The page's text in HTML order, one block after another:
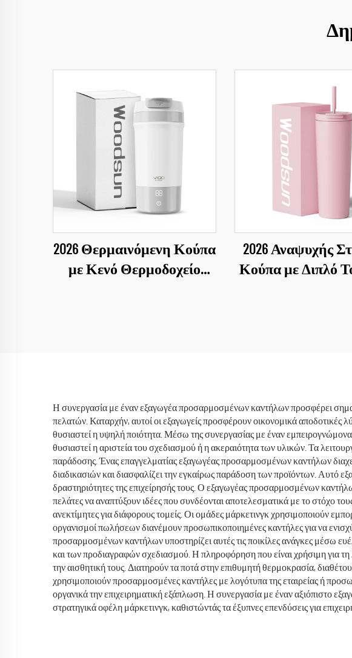
2026 Θερμαινόμενη Κούπα
με Κενό Θερμοδοχείο
2026 Αναψυχής
Κούπα με Διπλό
Η συνεργασία με έναν εξαγωγέα προσαρμοσμένων καντήλων προσφέρει
πελατών. Καταρχήν, αυτοί οι εξαγωγείς προσφέρουν οικονομικά
θυσιαστεί η υψηλή ποιότητα. Μέσω της συνεργασίας με έναν
θυσιαστεί η αριστεία του σχεδιασμού ή η ακεραιότητα των υλικών. Τα
παράδοσης. Ένας επαγγελματίας εξαγωγέας προσαρμοσμένων καντήλων
διαδικασιών και διασφαλίζει την εγκαίρως παράδοση των προϊόντων. Αυτό
δραστηριότητες της επιχείρησής τους. Ο εξαγωγέας προσαρμοσμένων
πελάτες να αναπτύξουν ιδέες που συνδέονται αποτελεσματικά με το στόχο
ανεκτίμητες για διάφορους τομείς. Οι ομάδες μάρκετινγκ χρησιμοποιούν
οργανισμοί πωλήσεων διανέμουν προσωπικοποιημένες καντήλες για να
προσαρμοσμένων καντήλων υποστηρίζει αυτές τις ποικίλες ανάγκες μέσω
και των προδιαγραφών σχεδιασμού. Η πληροφόρηση που είναι χρήσιμη για
την αισθητική τους. Διατηρούν τα ποτά στην επιθυμητή θερμοκρασία,
χρησιμοποιούν προσαρμοσμένες καντήλες με λογότυπα της εταιρείας ή
οργανικά την επιχειρηματική εξάπλωση. Η συνεργασία με έναν αξιόπιστο
στρατηγικά οφέλη μάρκετινγκ, καθιστώντάς τα έξυπνες επενδύσεις για